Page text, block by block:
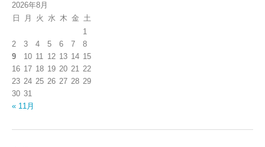
2026年8月
日
月 火 水 木 金 土
1
2
3 4 5 6 7
8
9
10 11 12 13 14 15
16 17 18 19 20 21 22
23 24 25 26 27 28 29
30 31
« 11月